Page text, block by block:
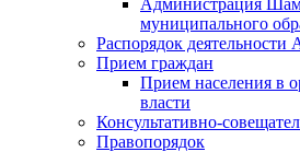
муниципального
Распорядок
Прием граждан
Прием населения в
власти
Консультативно-
Правопорядок